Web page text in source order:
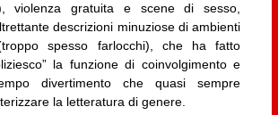
violenza gratuita e scene di sesso,
descrizioni minuziose di ambienti
spesso farlocchi), che ha fatto
la funzione di coinvolgimento e
divertimento che quasi sempre
la letteratura di genere.